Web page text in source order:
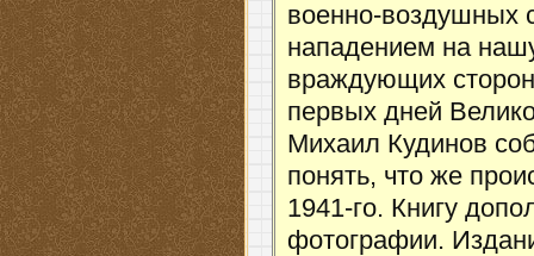
военно-воздушных
нападением на
враждующих
первых дней
Михаил Кудинов
понять, что же
1941-го. Книгу
фотографии.